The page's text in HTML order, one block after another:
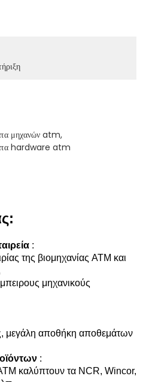
μηχανών atm,
hardware atm
:
της βιομηχανίας ATM και
μηχανικούς
μεγάλη αποθήκη αποθεμάτων
:
καλύπτουν τα NCR, Wincor,